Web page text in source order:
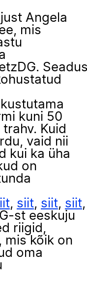
Angela
mis
kuni 50
Kuid
vaid nii
kui ka üha
on
, siit, siit, siit
st eeskuju
riigid,
mis kõik on
oma